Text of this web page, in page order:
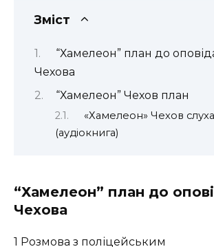
Зміст
“Хамелеон” план до
Чехова
“Хамелеон” Чехов план
«Хамелеон» Чехов
(аудіокнига)
“Хамелеон” план до
Чехова
1 Розмова з поліцейським